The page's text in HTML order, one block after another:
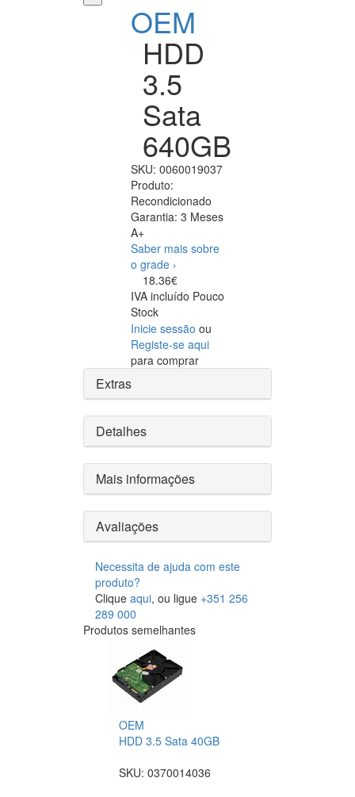
OEM
HDD
3.5
Sata
640GB
SKU: 0060019037
Produto:
Recondicionado
Garantia: 3 Meses
A+
Saber mais sobre
o grade ›
18.36€
IVA incluído Pouco
Stock
Inicie sessão ou
Registe-se aqui
para comprar
Extras
Detalhes
Mais informações
Avaliações
Necessita de ajuda com este
produto?
Clique aqui, ou ligue +351 256
289 000
Produtos semelhantes
OEM
HDD 3.5 Sata 40GB
SKU: 0370014036